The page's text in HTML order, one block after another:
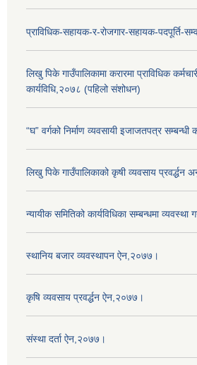
प्राविधिक-सहायक-र-रोजगार-सहायक-पदपूर्ति-
लिखु पिके गाउँपालिकामा करारमा प्राविधिक
कार्यविधि,२०७८ (पहिलो संशोधन)
“घ” वर्गको निर्माण व्यवसायी इजाजतपत्र सम्बन्धी
लिखु पिके गाउँपालिकाको कृषी व्यवसाय प्रवर्द्धन
न्यायीक समितिको कार्यविधिका सम्बन्धमा
स्थानिय बजार व्यवस्थापन ऐन,२०७७।
कृषि व्यवसाय प्रवर्द्धन ऐन,२०७७।
संस्था दर्ता ऐन,२०७७।